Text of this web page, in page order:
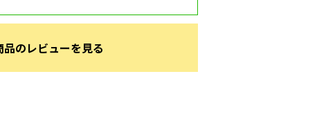
品のレビューを見る